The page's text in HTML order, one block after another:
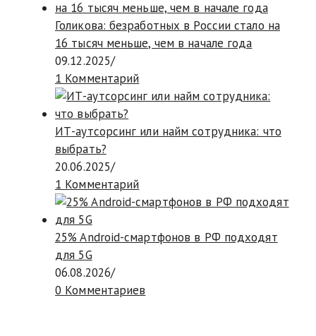
Голикова: безработных в России стало на
16 тысяч меньше, чем в начале года
09.12.2025/
1 Комментарий
ИТ-аутсорсинг или найм сотрудника: что
выбрать?
20.06.2025/
1 Комментарий
25% Android-смартфонов в РФ подходят
для 5G
06.08.2026/
0 Комментариев